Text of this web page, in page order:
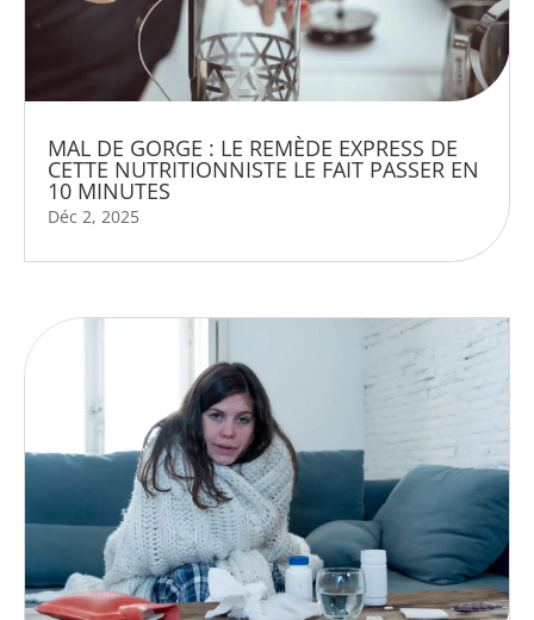
MAL DE GORGE : LE REMÈDE EXPRESS DE
CETTE NUTRITIONNISTE LE FAIT PASSER EN
10 MINUTES
Déc 2, 2025